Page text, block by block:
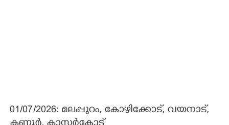
01/07/2026: മലപ്പുറം, കോഴിക്കോട്, വയനാട്,